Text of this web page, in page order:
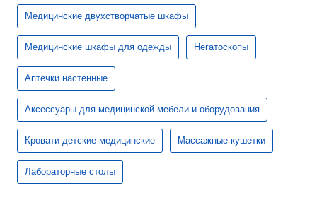
Медицинские двухстворчатые шкафы
Медицинские шкафы для одежды Негатоскопы
Аптечки настенные
Аксессуары для медицинской мебели и оборудования
Кровати детские медицинские Массажные кушетки
Лабораторные столы